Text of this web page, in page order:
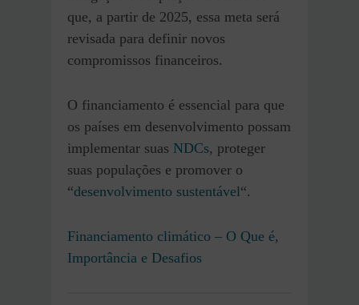
que, a partir de 2025, essa meta será
revisada para definir novos
compromissos financeiros.
O financiamento é essencial para que
os países em desenvolvimento possam
implementar suas NDCs, proteger
suas populações e promover o
“desenvolvimento sustentável“.
Financiamento climático – O Que é,
Importância e Desafios